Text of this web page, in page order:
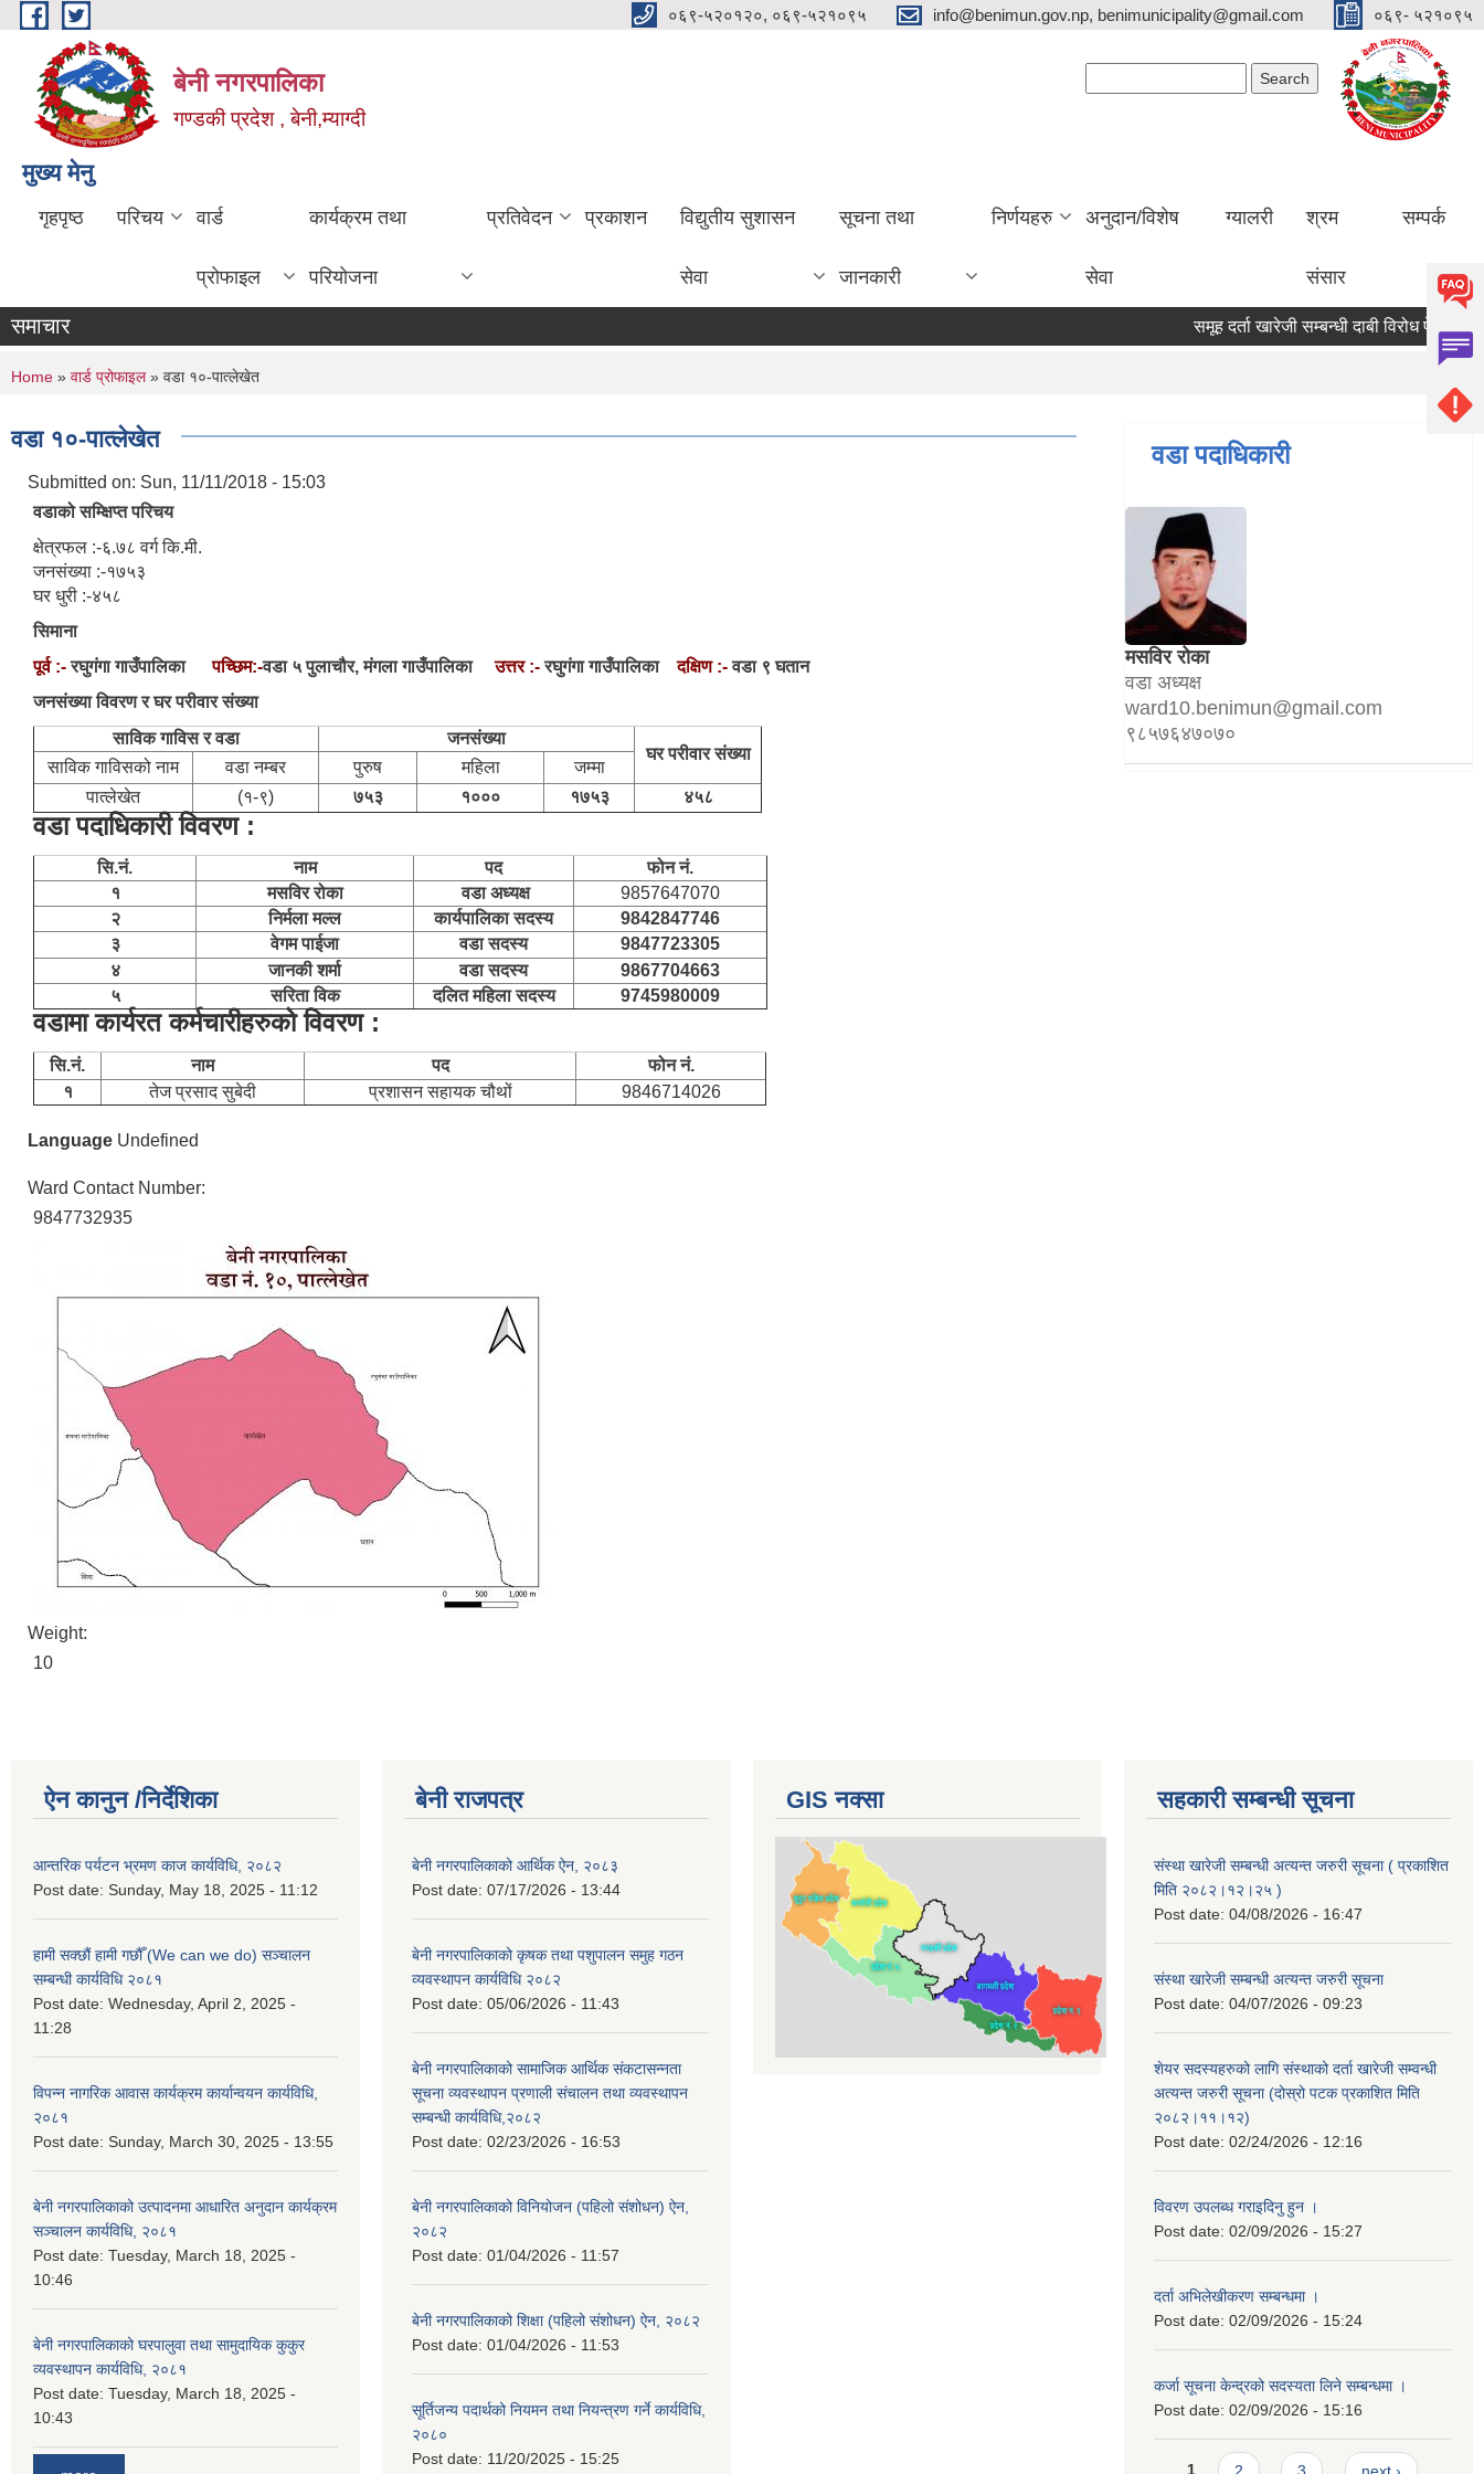
Skip to main content ०६९-५२०१२०, ०६९-५२१०९५ info@benimun.gov.np, benimunicipality@gmail.com ०६९- ५२१०९५
बेनी नगरपालिका
गण्डकी प्रदेश , बेनी,म्याग्दी
मुख्य मेनु
गृहपृष्ठ परिचय वार्ड
प्रोफाइल
कार्यक्रम तथा
परियोजना
प्रतिवेदन प्रकाशन विद्युतीय सुशासन
सेवा
सूचना तथा
जानकारी
निर्णयहरु अनुदान/विशेष
सेवा
ग्यालरी श्रम
संसार
सम्पर्क
समाचार समूह दर्ता खारेजी सम्बन्धी दाबी विरोध पेश गर्ने
You are here
Home » वार्ड प्रोफाइल» वडा १०-पात्लेखेत
वडा १०-पात्लेखेत
Submitted on: Sun, 11/11/2018 - 15:03
वडाको सम्क्षिप्त परिचय
क्षेत्रफल :-६.७८ वर्ग कि.मी.
जनसंख्या :-१७५३
घर धुरी :-४५८
सिमाना
पूर्व :-रघुगंगा गाउँपालिकापच्छिम:-वडा ५ पुलाचौर, मंगला गाउँपालिकाउत्तर :-रघुगंगा गाउँपालिकादक्षिण :-वडा ९ घतान
जनसंख्या विवरण र घर परीवार संख्या
साविक गाविस र वडा
जनसंख्या
घर परीवार संख्या
साविक गाविसको नाम वडा नम्बर पुरुष महिला
जम्मा
पात्लेखेत
(१-९) ७५३ १००० १७५३ ४५८
वडा पदाधिकारी विवरण :
सि.नं. नाम पद
फोन नं.
१
मसविर रोका वडा अध्यक्ष
9857647070
२
निर्मला मल्ल कार्यपालिका सदस्य
9842847746
३
वेगम पाईजा वडा सदस्य
9847723305
४
जानकी शर्मा वडा सदस्य
9867704663
५
सरिता विक दलित महिला सदस्य 9745980009
वडामा कार्यरत कर्मचारीहरुको विवरण :
सि.नं. नाम पद
फोन नं.
१
तेज प्रसाद सुबेदी प्रशासन सहायक चौथों 9846714026
Language Undefined
Ward Contact Number:
9847732935
Weight:
10
वडा पदाधिकारी
मसविर रोका
वडा अध्यक्ष
ward10.benimun@gmail.com
९८५७६४७०७०
ऐन कानुन /निर्देशिका
आन्तरिक पर्यटन भ्रमण काज कार्यविधि, २०८२
Post date: Sunday, May 18, 2025 - 11:12
हामी सक्छौं हामी गछौँ (We can we do) सञ्चालन
सम्बन्धी कार्यविधि २०८१
Post date: Wednesday, April 2, 2025 -
11:28
विपन्न नागरिक आवास कार्यक्रम कार्यान्वयन कार्यविधि,
२०८१
Post date: Sunday, March 30, 2025 - 13:55
बेनी नगरपालिकाको उत्पादनमा आधारित अनुदान कार्यक्रम
सञ्‍चालन कार्यविधि, २०८१
Post date: Tuesday, March 18, 2025 -
10:46
बेनी नगरपालिकाको घरपालुवा तथा सामुदायिक कुकुर
व्यवस्थापन कार्यविधि, २०८१
Post date: Tuesday, March 18, 2025 -
10:43
बेनी राजपत्र
बेनी नगरपालिकाको आर्थिक ऐन, २०८३
Post date: 07/17/2026 - 13:44
बेनी नगरपालिकाको कृषक तथा पशुपालन समुह गठन
व्यवस्थापन कार्यविधि २०८२
Post date: 05/06/2026 - 11:43
बेनी नगरपालिकाको सामाजिक आर्थिक संकटासन्नता
सूचना व्यवस्थापन प्रणाली संचालन तथा व्यवस्थापन
सम्बन्धी कार्यविधि,२०८२
Post date: 02/23/2026 - 16:53
बेनी नगरपालिकाको विनियोजन (पहिलो संशोधन) ऐन,
२०८२
Post date: 01/04/2026 - 11:57
बेनी नगरपालिकाको शिक्षा (पहिलो संशोधन) ऐन, २०८२
Post date: 01/04/2026 - 11:53
सूर्तिजन्य पदार्थको नियमन तथा नियन्त्रण गर्ने कार्यविधि,
२०८०
Post date: 11/20/2025 - 15:25
GIS नक्सा सहकारी सम्बन्धी सूचना
संस्था खारेजी सम्बन्धी अत्यन्त जरुरी सूचना ( प्रकाशित
मिति २०८२।१२।२५ )
Post date: 04/08/2026 - 16:47
संस्था खारेजी सम्बन्धी अत्यन्त जरुरी सूचना
Post date: 04/07/2026 - 09:23
शेयर सदस्यहरुको लागि संस्थाको दर्ता खारेजी सम्वन्धी
अत्यन्त जरुरी सूचना (दोस्रो पटक प्रकाशित मिति
२०८२।११।१२)
Post date: 02/24/2026 - 12:16
विवरण उपलब्ध गराइदिनु हुन ।
Post date: 02/09/2026 - 15:27
दर्ता अभिलेखीकरण सम्बन्धमा ।
Post date: 02/09/2026 - 15:24
कर्जा सूचना केन्द्रको सदस्यता लिने सम्बन्धमा ।
Post date: 02/09/2026 - 15:16
1 2 3 next ›